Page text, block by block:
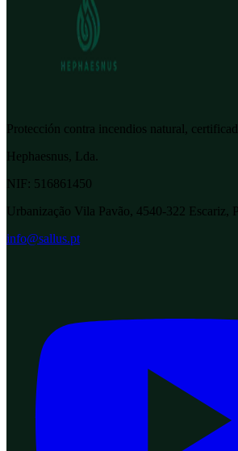
Protección contra incendios natural,
Hephaesnus, Lda.
NIF: 516861450
Urbanização Vila Pavão, 4540-322 Escariz,
info@sallus.pt